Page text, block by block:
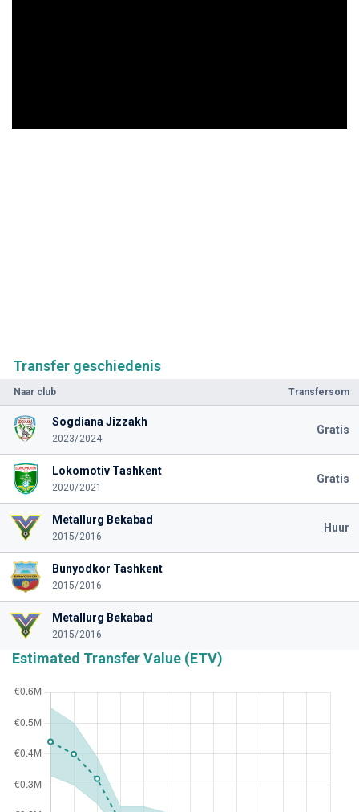
Transfer geschiedenis
Naar club Transfersom
Sogdiana Jizzakh
2023/2024
Gratis
Lokomotiv Tashkent
2020/2021
Gratis
Metallurg Bekabad
2015/2016
Huur
Bunyodkor Tashkent
2015/2016
Metallurg Bekabad
2015/2016
Estimated Transfer Value (ETV)